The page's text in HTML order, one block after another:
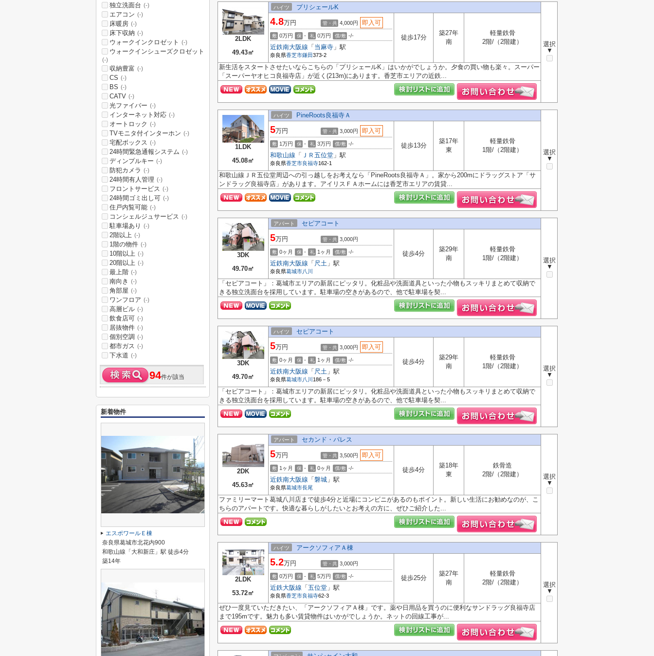
2LDK
49.43㎡
ハイツ プリシェールK
選択
▼
4.8万円 管・共 4,000円 即入可
敷 0万円 保 - 礼 0万円 償/敷 -/-
近鉄南大阪線 「 当麻寺 」駅
奈良県香芝市鎌田373-2
徒歩17分
築27年
南
軽量鉄骨
2階/（2階建）
新生活をスタートさせたいならこちらの「プリシェールK」はいかがでしょうか。夕食の買い物も楽々。スーパー
「スーパーヤオヒコ良福寺店」が近く(213m)にあります。香芝市エリアの近鉄...
1LDK
45.08㎡
ハイツ PineRoots良福寺Ａ
選択
▼
5万円 管・共 3,000円 即入可
敷 1万円 保 - 礼 3万円 償/敷 -/-
和歌山線 「 ＪＲ五位堂 」駅
奈良県香芝市良福寺162-1
徒歩13分
築17年
東
軽量鉄骨
1階/（2階建）
和歌山線ＪＲ五位堂周辺への引っ越しをお考えなら「PineRoots良福寺Ａ」。家から200mにドラッグストア「サ
ンドラッグ良福寺店」があります。アイリスＦＡホームには香芝市エリアの賃貸...
3DK
49.70㎡
アパート セピアコート
選択
▼
5万円 管・共 3,000円
敷 0ヶ月 保 - 礼 1ヶ月 償/敷 -/-
近鉄南大阪線 「 尺土 」駅
奈良県葛城市八川
徒歩4分
築29年
南
軽量鉄骨
1階/（2階建）
「セピアコート」：葛城市エリアの新居にピッタリ。化粧品や洗面道具といった小物もスッキリまとめて収納で
きる独立洗面台を採用しています。駐車場の空きがあるので、他で駐車場を契...
3DK
49.70㎡
ハイツ セピアコート
選択
▼
5万円 管・共 3,000円 即入可
敷 0ヶ月 保 - 礼 1ヶ月 償/敷 -/-
近鉄南大阪線 「 尺土 」駅
奈良県葛城市八川 186－5
徒歩4分
築29年
南
軽量鉄骨
1階/（2階建）
「セピアコート」：葛城市エリアの新居にピッタリ。化粧品や洗面道具といった小物もスッキリまとめて収納で
きる独立洗面台を採用しています。駐車場の空きがあるので、他で駐車場を契...
2DK
45.63㎡
アパート セカンド・パレス
選択
▼
5万円 管・共 3,500円 即入可
敷 1ヶ月 保 - 礼 0ヶ月 償/敷 -/-
近鉄南大阪線 「 磐城 」駅
奈良県葛城市長尾
徒歩4分
築18年
東
鉄骨造
2階/（2階建）
ファミリーマート葛城八川店まで徒歩4分と近場にコンビニがあるのもポイント。新しい生活にお勧めなのが、こ
ちらのアパートです。快適な暮らしがしたいとお考えの方に、ぜひご紹介した...
2LDK
53.72㎡
ハイツ アークソフィアＡ棟
選択
▼
5.2万円 管・共 3,000円
敷 0万円 保 - 礼 5万円 償/敷 -/-
近鉄大阪線 「 五位堂 」駅
奈良県香芝市良福寺62-3
徒歩25分
築27年
南
軽量鉄骨
2階/（2階建）
ぜひ一度見ていただきたい、「アークソフィアＡ棟」です。薬や日用品を買うのに便利なサンドラッグ良福寺店
まで195mです。魅力も多い賃貸物件はいかがでしょうか。ネットの回線工事が...
独立洗面台 (-)
エアコン (-)
床暖房 (-)
床下収納 (-)
ウォークインクロゼット (-)
ウォークインシューズクロゼット
(-)
収納豊富 (-)
CS (-)
BS (-)
CATV (-)
光ファイバー (-)
インターネット対応 (-)
オートロック (-)
TVモニタ付インターホン (-)
宅配ボックス (-)
24時間緊急通報システム (-)
ディンプルキー (-)
防犯カメラ (-)
24時間有人管理 (-)
フロントサービス (-)
24時間ゴミ出し可 (-)
住戸内覧可能 (-)
コンシェルジュサービス (-)
駐車場あり (-)
2階以上 (-)
1階の物件 (-)
10階以上 (-)
20階以上 (-)
最上階 (-)
南向き (-)
角部屋 (-)
ワンフロア (-)
高層ビル (-)
飲食店可 (-)
居抜物件 (-)
個別空調 (-)
都市ガス (-)
下水道 (-)
94件が該当
新着物件
エスポワールＥ棟
奈良県葛城市北花内900
和歌山線「大和新庄」駅 徒歩4分
築14年